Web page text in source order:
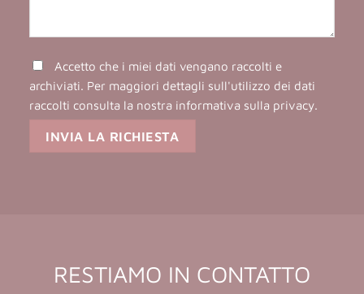
Accetto che i miei dati vengano raccolti e
archiviati. Per maggiori dettagli sull'utilizzo dei dati
raccolti consulta la nostra informativa sulla privacy.
RESTIAMO IN CONTATTO